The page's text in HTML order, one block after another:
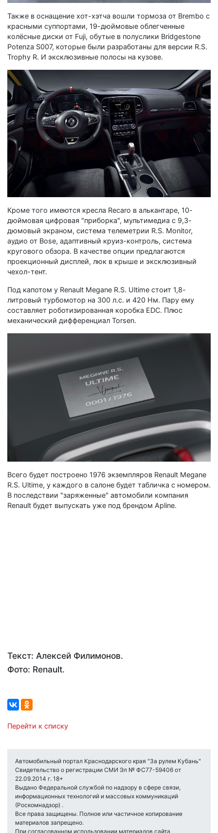
Также в оснащение хот-хэтча вошли тормоза от Brembo с
красными суппортами, 19-дюймовые облегченные
колёсные диски от Fuji, обутые в полуслики Bridgestone
Potenza S007, которые были разработаны для версии R.S.
Trophy R. И эксклюзивные полосы на кузове.
Кроме того имеются кресла Recaro в алькантаре, 10-
дюймовая цифровая "приборка", мультимедиа с 9,3-
дюмовый экраном, система телеметрии R.S. Monitor,
аудио от Bose, адаптивный круиз-контроль, система
кругового обзора. В качестве опции предлагаются
проекционный дисплей, люк в крыше и эксклюзивный
чехол-тент.
Под капотом у Renault Megane R.S. Ultime стоит 1,8-
литровый турбомотор на 300 л.с. и 420 Нм. Пару ему
составляет роботизированная коробка EDC. Плюс
механический дифференциал Torsen.
Всего будет построено 1976 экземпляров Renault Megane
R.S. Ultime, у каждого в салоне будет табличка с номером.
В последствии "заряженные" автомобили компания
Renault будет выпускать уже под брендом Apline.
Текст: Алексей Филимонов.
Фото: Renault.
Перейти к списку
Автомобильный портал Краснодарского края "За рулем Кубань"
Свидетельство о регистрации СМИ Эл № ФС77-59406 от
22.09.2014 г. 18+
Выдано Федеральной службой по надзору в сфере связи,
информационных технологий и массовых коммуникаций
(Роскомнадзор) .
Все права защищены. Полное или частичное копирование
материалов запрещено.
При согласованном использовании материалов сайта